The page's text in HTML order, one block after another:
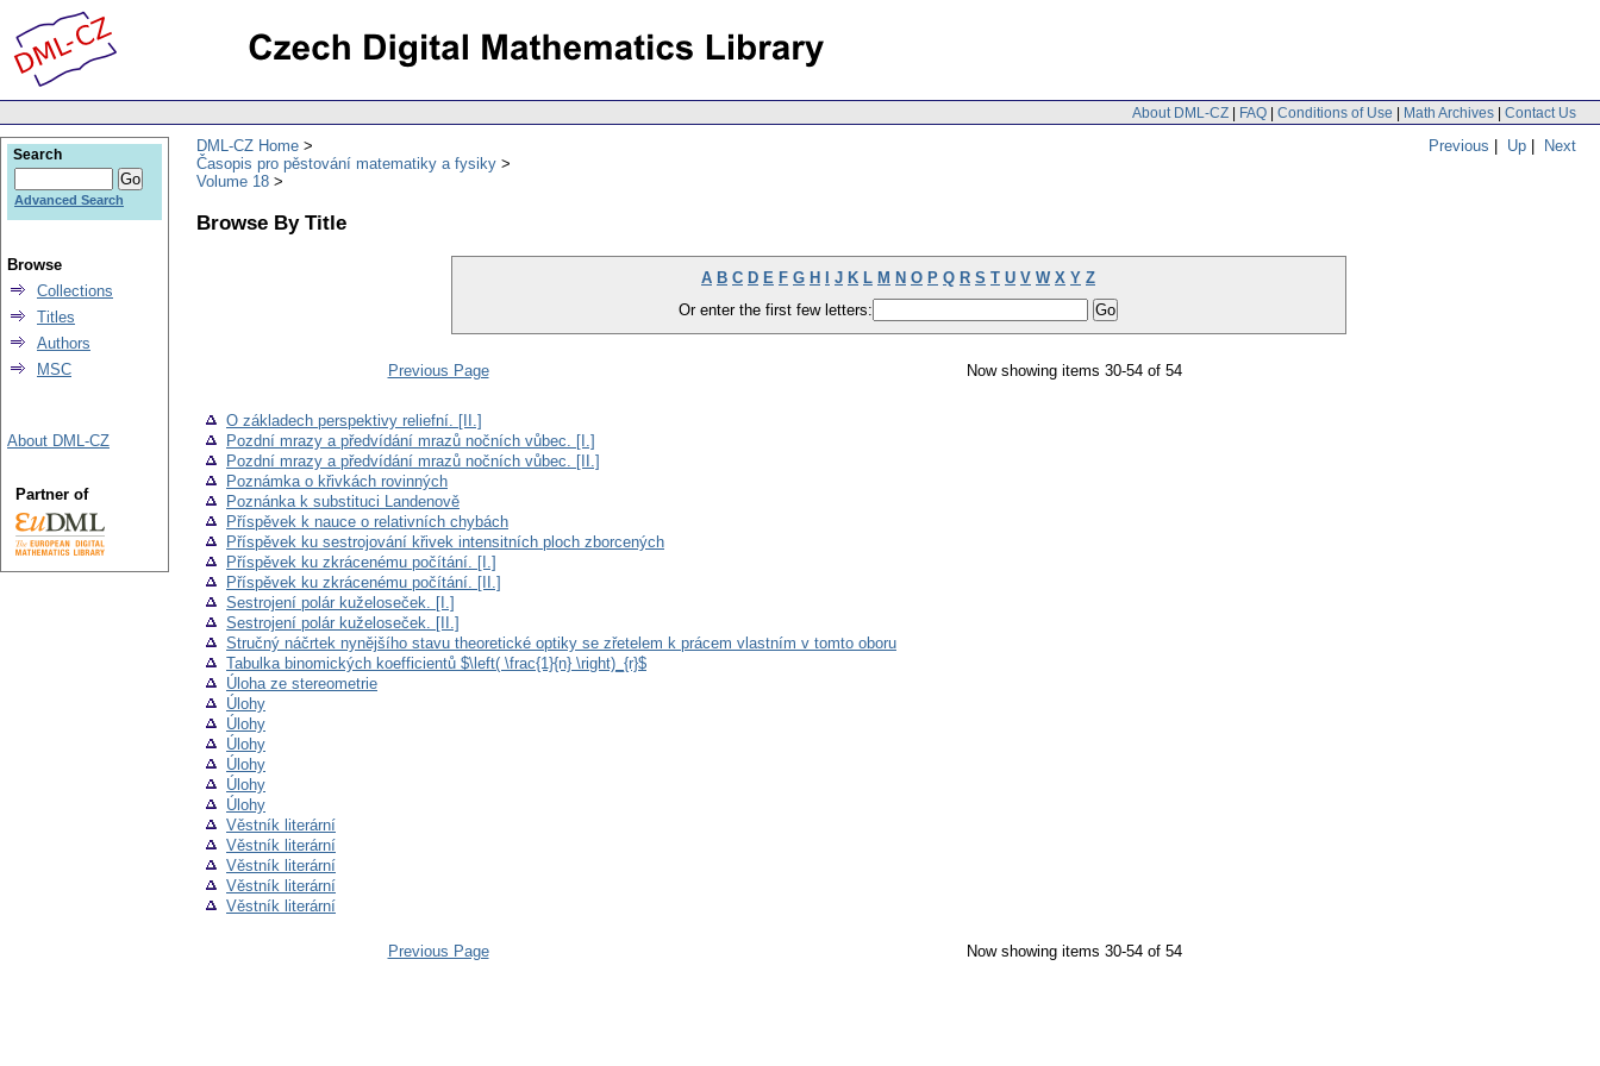
About DML-CZ | FAQ | Conditions of Use | Math Archives | Contact Us
Previous | Up | Next
DML-CZ Home
Časopis pro pěstování matematiky a fysiky
Volume 18
Browse By Title
A B C D E F G H J K L M N O P Q R S T U V W X Y Z
Or enter the first few letters:
Previous Page Now showing items 30-54 of 54
O základech perspektivy reliefní. [II.]
Pozdní mrazy a předvídání mrazů nočních vůbec. [I.]
Pozdní mrazy a předvídání mrazů nočních vůbec. [II.]
Poznámka o křivkách rovinných
Poznánka k substituci Landenově
Příspěvek k nauce o relativních chybách
Příspěvek ku sestrojování křivek intensitních ploch zborcených
Příspěvek ku zkrácenému počítání. [I.]
Příspěvek ku zkrácenému počítání. [II.]
Sestrojení polár kuželoseček. [I.]
Sestrojení polár kuželoseček. [II.]
Stručný náčrtek nynějšího stavu theoretické optiky se zřetelem k prácem vlastním v tomto oboru
Tabulka binomických koefficientů $\left( \frac{1}{n} \right)_{r}$
Úloha ze stereometrie
Úlohy
Úlohy
Úlohy
Úlohy
Úlohy
Úlohy
Věstník literární
Věstník literární
Věstník literární
Věstník literární
Věstník literární
Previous Page Now showing items 30-54 of 54
Search
Advanced Search
Browse
Collections
Titles
Authors
MSC
About DML-CZ
Partner of